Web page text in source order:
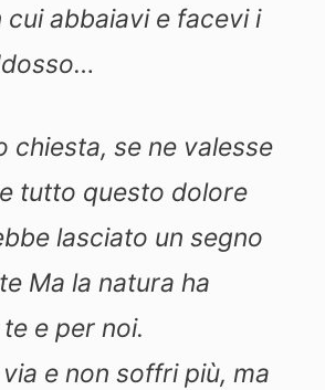
cui abbaiavi e facevi i
chiesta, se ne valesse
tutto questo dolore
lasciato un segno
Ma la natura ha
e per noi.
e non soffri più, ma